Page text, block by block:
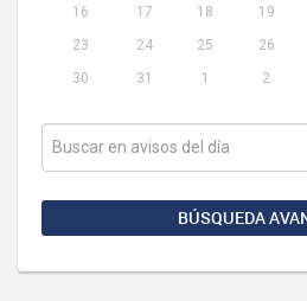
16
17 18 19
23
24 25 26
30
31 1 2
BÚSQUEDA